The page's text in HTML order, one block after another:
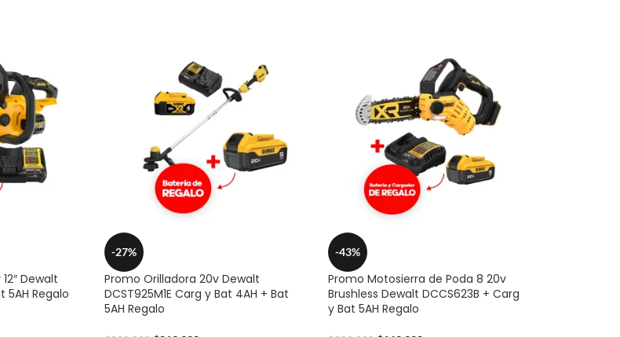
Dewalt
5AH Regalo
-27%
Promo Orilladora 20v Dewalt
DCST925M1E Carg y Bat 4AH + Bat
5AH Regalo
-43%
Promo Motosierra de Poda 8 20v
Brushless Dewalt DCCS623B + Carg
y Bat 5AH Regalo